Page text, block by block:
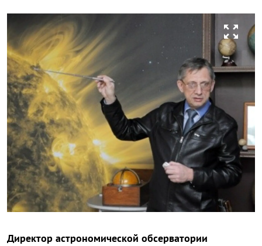
zoom_out_map
Директор астрономической обсерватории